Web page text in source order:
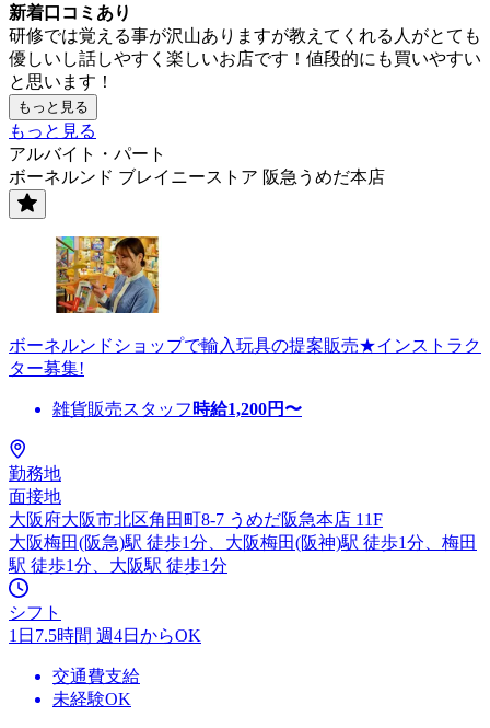
新着口コミあり
研修では覚える事が沢山ありますが教えてくれる人がとても
優しいし話しやすく楽しいお店です！値段的にも買いやすい
と思います！
もっと見る
もっと見る
アルバイト・パート
ボーネルンド ブレイニーストア 阪急うめだ本店
ボーネルンドショップで輸入玩具の提案販売★インストラク
ター募集!
雑貨販売スタッフ 時給1,200円〜
勤務地
面接地
大阪府大阪市北区角田町8-7 うめだ阪急本店 11F
大阪梅田(阪急)駅 徒歩1分、大阪梅田(阪神)駅 徒歩1分、梅田
駅 徒歩1分、大阪駅 徒歩1分
シフト
1日7.5時間 週4日からOK
交通費支給
未経験OK